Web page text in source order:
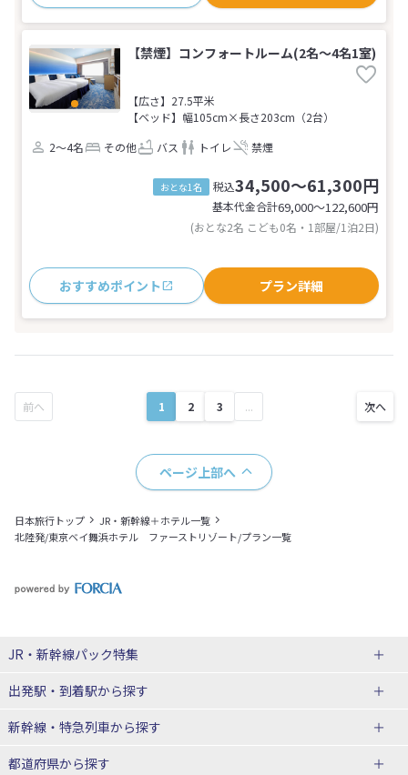
【禁煙】コンフォートルーム(2名～4名1室)
【広さ】27.5平米
【ベッド】幅105cm×長さ203cm（2台）
2～4名
その他 バス トイレ 禁煙
おとな1名 税込34,500～61,300円
基本代金合計69,000〜122,600円
(おとな2名 こども0名・1部屋/1泊2日)
おすすめポイント プラン詳細
1 2 3 ...
ページ上部へ
日本旅行トップ
JR・新幹線＋ホテル一覧
北陸発/東京ベイ舞浜ホテル ファーストリゾート/プラン一覧
JR・新幹線パック特集
JR・新幹線＋ホテルパック
出張パック
出発駅・到着駅から探す
秋田⇔東京 新幹線パック
仙台→東京 新幹線パック
新幹線・特急列車から探す
北海道新幹線 旅行
都道府県から探す